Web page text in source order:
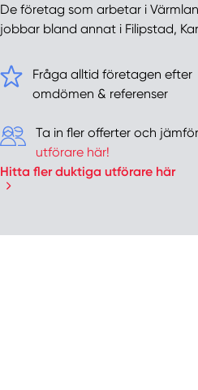
De företag som arbetar i
jobbar bland annat i Filipstad,
Fråga alltid företagen efter
omdömen & referenser
Ta in fler offerter och
utförare här!
Hitta fler duktiga utförare här